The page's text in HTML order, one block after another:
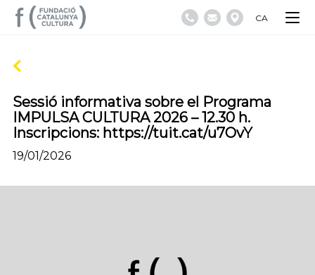
CA
Sessió informativa sobre el Programa
IMPULSA CULTURA 2026 – 12.30 h.
Inscripcions: https://tuit.cat/u7OvY
19/01/2026